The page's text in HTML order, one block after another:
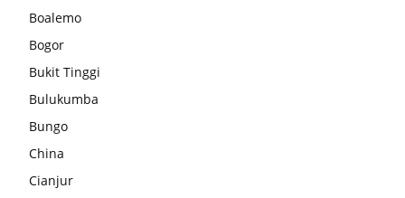
Boalemo
Bogor
Bukit Tinggi
Bulukumba
Bungo
China
Cianjur